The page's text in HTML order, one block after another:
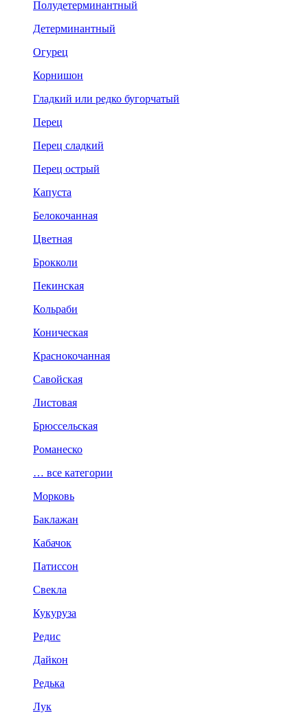
Полудетерминантный
Детерминантный
Огурец
Корнишон
Гладкий или редко бугорчатый
Перец
Перец сладкий
Перец острый
Капуста
Белокочанная
Цветная
Брокколи
Пекинская
Кольраби
Коническая
Краснокочанная
Савойская
Листовая
Брюссельская
Романеско
… все категории
Морковь
Баклажан
Кабачок
Патиссон
Свекла
Кукуруза
Редис
Дайкон
Редька
Лук